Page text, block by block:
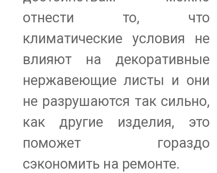
отнести то, что
климатические условия не
влияют на декоративные
нержавеющие листы и они
не разрушаются так сильно,
как другие изделия, это
поможет гораздо
сэкономить на ремонте.